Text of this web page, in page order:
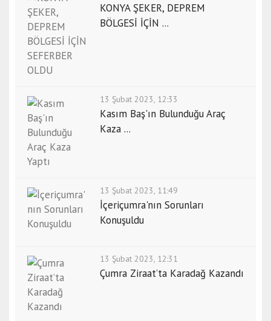
KONYA ŞEKER, DEPREM
BÖLGESİ İÇİN ...
13 Şubat 2023, 12:33
Kasım Baş'ın Bulunduğu Araç
Kaza ...
13 Şubat 2023, 11:49
İçeriçumra'nın Sorunları
Konuşuldu
13 Şubat 2023, 12:31
Çumra Ziraat’ta Karadağ Kazandı